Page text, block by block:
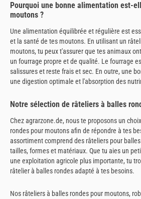
Pourquoi une bonne alimentation est-
moutons ?
Une alimentation équilibrée et régulière est
et la santé de tes moutons. En utilisant un
moutons, tu peux t'assurer que tes animaux
un fourrage propre et de qualité. Le fourrage
salissures et reste frais et sec. En outre, une
une digestion optimale et l'absorption des
Notre sélection de râteliers à balles
Chez agrarzone.de, nous te proposons un
rondes pour moutons afin de répondre à tes
assortiment comprend des râteliers pour
tailles, formes et matériaux. Que tu aies un
une exploitation agricole plus importante, tu
râtelier à balles rondes adapté à tes besoins.
Nos râteliers à balles rondes pour moutons,